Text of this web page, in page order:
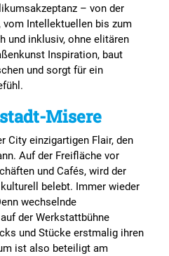
– von der
vom Intellektuellen bis zum
und inklusiv, ohne elitären
Inspiration, baut
und sorgt für ein
Misere
City einzigartigen Flair, den
Auf der Freifläche vor
und Cafés, wird der
belebt. Immer wieder
wechselnde
der Werkstattbühne
und Stücke erstmalig ihren
ist also beteiligt am